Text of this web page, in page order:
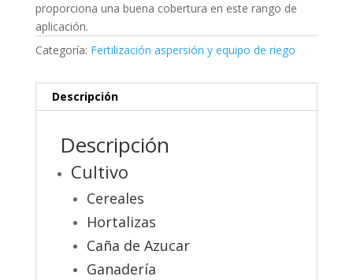
proporciona una buena cobertura en este rango de
aplicación.
Categoría: Fertilización aspersión y equipo de riego
Descripción
Descripción
Cultivo
Cereales
Hortalizas
Caña de Azucar
Ganadería